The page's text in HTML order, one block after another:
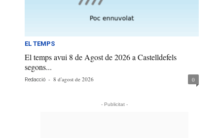
EL TEMPS
El temps avui 8 de Agost de 2026 a Castelldefels
segons...
Redacció - 8 d'agost de 2026 0
- Publicitat -